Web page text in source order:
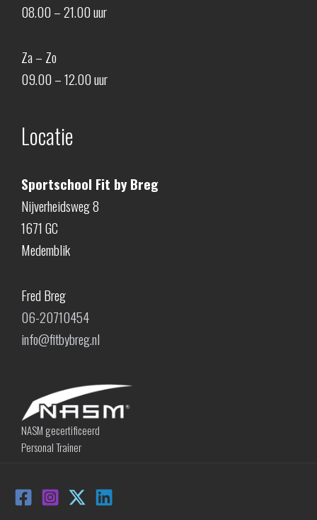
08.00 – 21.00 uur
Za – Zo
09.00 – 12.00 uur
Locatie
Sportschool Fit by Breg
Nijverheidsweg 8
1671 GC
Medemblik
Fred Breg
06-20710454
info@fitbybreg.nl
NASM gecertificeerd
Personal Trainer